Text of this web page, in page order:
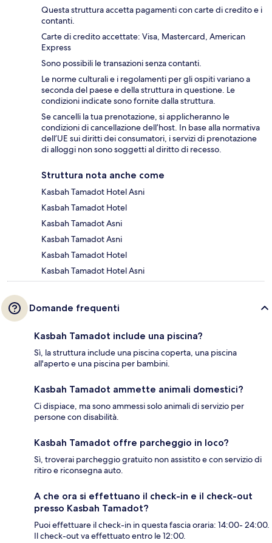
Questa struttura accetta pagamenti con carte di credito e i
contanti.
Carte di credito accettate: Visa, Mastercard, American
Express
Sono possibili le transazioni senza contanti.
Le norme culturali e i regolamenti per gli ospiti variano a
seconda del paese e della struttura in questione. Le
condizioni indicate sono fornite dalla struttura.
Se cancelli la tua prenotazione, si applicheranno le
condizioni di cancellazione dell’host. In base alla normativa
dell’UE sui diritti dei consumatori, i servizi di prenotazione
di alloggi non sono soggetti al diritto di recesso.
Struttura nota anche come
Kasbah Tamadot Hotel Asni
Kasbah Tamadot Hotel
Kasbah Tamadot Asni
Kasbah Tamadot Asni
Kasbah Tamadot Hotel
Kasbah Tamadot Hotel Asni
Domande frequenti
Kasbah Tamadot include una piscina?
Sì, la struttura include una piscina coperta, una piscina
all'aperto e una piscina per bambini.
Kasbah Tamadot ammette animali domestici?
Ci dispiace, ma sono ammessi solo animali di servizio per
persone con disabilità.
Kasbah Tamadot offre parcheggio in loco?
Sì, troverai parcheggio gratuito non assistito e con servizio di
ritiro e riconsegna auto.
A che ora si effettuano il check-in e il check-out
presso Kasbah Tamadot?
Puoi effettuare il check-in in questa fascia oraria: 14:00- 24:00.
Il check-out va effettuato entro le 12:00.